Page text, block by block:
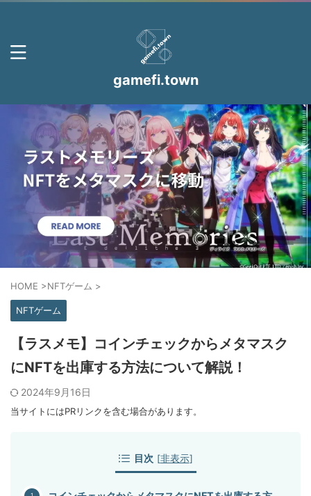
gamefi.town
HOME >NFTゲーム >
NFTゲーム
【ラスメモ】コインチェックからメタマスク
にNFTを出庫する方法について解説！
2024年9月16日
当サイトにはPRリンクを含む場合があります。
目次 [非表示]